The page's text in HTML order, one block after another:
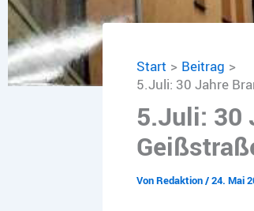
Start
Beitrag
5.Juli: 30 Jahre
5.Juli: 30
VonRedaktion/24. Mai